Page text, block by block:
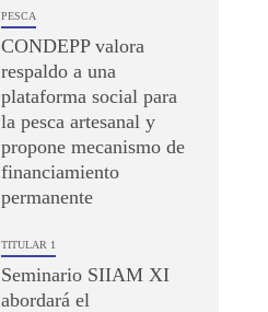
PESCA
CONDEPP valora
respaldo a una
plataforma social para
la pesca artesanal y
propone mecanismo de
financiamiento
permanente
TITULAR 1
Seminario SIIAM XI
abordará el